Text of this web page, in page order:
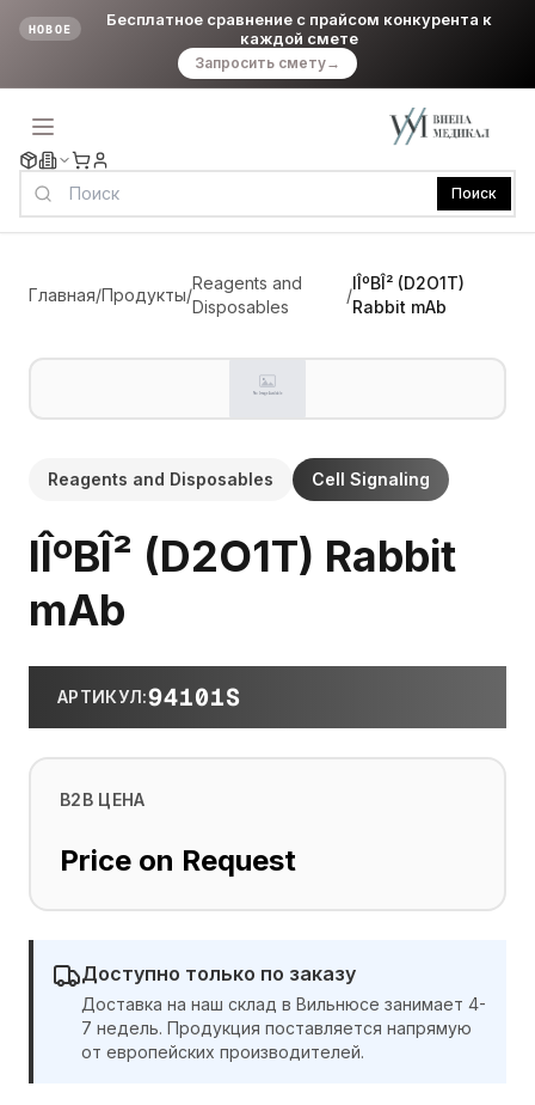
НОВОЕ
Бесплатное сравнение с прайсом конкурента к
каждой смете
Запросить смету→
Поиск
Главная/Продукты/
Reagents and
Disposables
/
IÎºBÎ² (D2O1T)
Rabbit mAb
Reagents and Disposables Cell Signaling
IÎºBÎ² (D2O1T) Rabbit
mAb
АРТИКУЛ:94101S
B2B ЦЕНА
Price on Request
Доступно только по заказу
Доставка на наш склад в Вильнюсе занимает 4-
7 недель. Продукция поставляется напрямую
от европейских производителей.